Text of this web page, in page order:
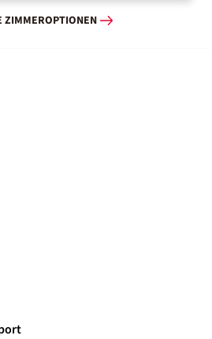
ZIMMEROPTIONEN